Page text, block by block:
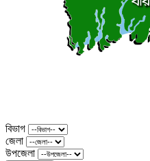
বিভাগ
জেলা
উপজেলা